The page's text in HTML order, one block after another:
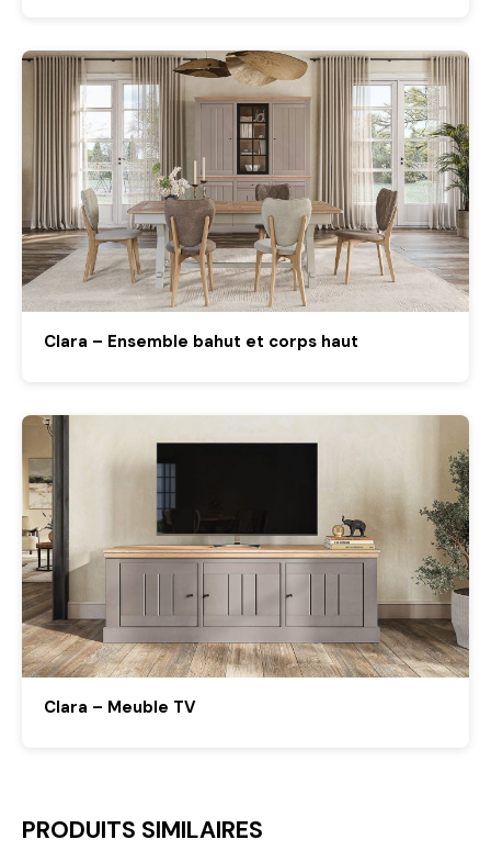
Clara – Ensemble bahut et corps haut
Clara – Meuble TV
PRODUITS SIMILAIRES